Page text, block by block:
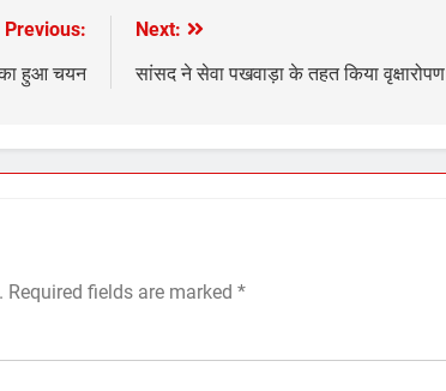
Previous:
का हुआ चयन
Next:
सांसद ने सेवा पखवाड़ा के तहत किया वृक्षारोपण
Required fields are marked *